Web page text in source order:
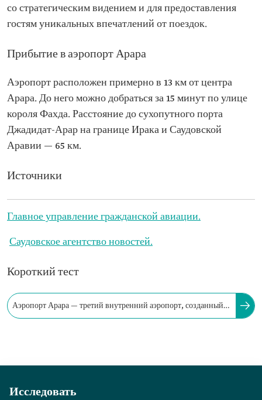
со стратегическим видением и для предоставления
гостям уникальных впечатлений от поездок.
Прибытие в аэропорт Арара
Аэропорт расположен примерно в 13 км от центра
Арара. До него можно добраться за 15 минут по улице
короля Фахда. Расстояние до сухопутного порта
Джадидат-Арар на границе Ирака и Саудовской
Аравии — 65 км.
Источники
Главное управление гражданской авиации.
Саудовское агентство новостей.
Короткий тест
Аэропорт Арара — третий внутренний аэропорт, созданный
Исследовать